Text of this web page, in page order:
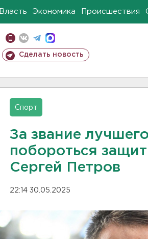
Власть Экономика Происшествия
Сделать новость
Спорт
За звание
побороться
Сергей Петров
22:14 30.05.2025